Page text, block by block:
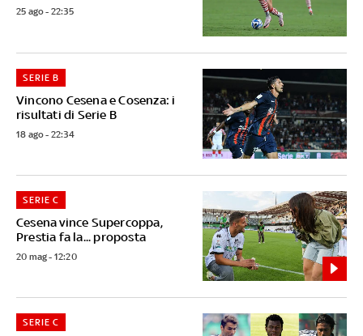
25 ago - 22:35
Vincono Cesena e Cosenza: i
risultati di Serie B
SERIE B
18 ago - 22:34
Cesena vince Supercoppa,
Prestia fa la... proposta
SERIE C
20 mag - 12:20
SERIE C